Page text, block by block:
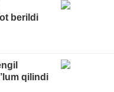
berildi
qilindi